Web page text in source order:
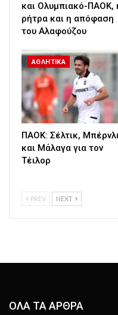
και Ολυμπιακό-ΠΑΟΚ,
ρήτρα και η απόφαση
του Αλαφούζου
ΑΘΛΗΤΙΚΑ
ΠΑΟΚ: Σέλτικ,
και Μάλαγα για τον
Τέιλορ
PREV NEXT
ΟΛΑ ΤΑ ΑΡΘΡΑ